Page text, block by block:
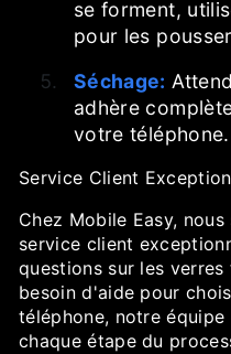
se forment,
pour les
Séchage:
adhère
votre téléphone.
Service Client
Chez Mobile Easy,
service client
questions sur les
besoin d'aide pour
téléphone, notre
chaque étape du